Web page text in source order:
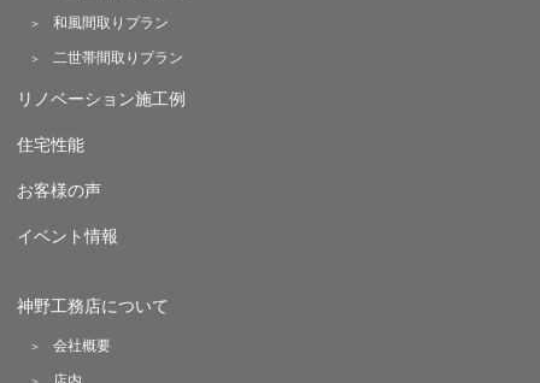
和風間取りプラン
二世帯間取りプラン
リノベーション施工例
住宅性能
お客様の声
イベント情報
神野工務店について
会社概要